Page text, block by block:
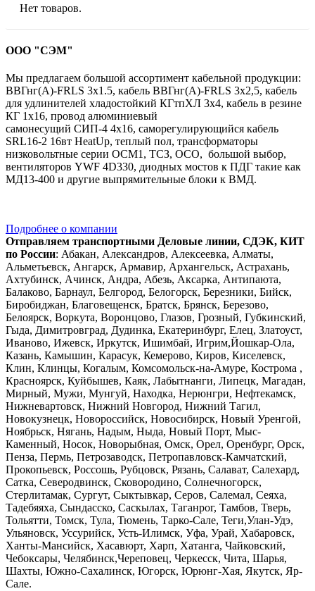
Нет товаров.
ООО "СЭМ"
Мы предлагаем большой ассортимент кабельной продукции:
ВВГнг(A)-FRLS 3х1.5, кабель ВВГнг(A)-FRLS 3х2,5, кабель
для удлинителей хладостойкий КГтпХЛ 3х4, кабель в резине
КГ 1х16, провод алюминиевый
самонесущий СИП-4 4х16, саморегулирующийся кабель
SRL16-2 16вт HeatUp, теплый пол, трансформаторы
низковольтные серии ОСМ1, ТСЗ, ОСО, большой выбор,
вентиляторов YWF 4D330, диодных мостов к ПДГ такие как
МД13-400 и другие выпрямительные блоки к ВМД.
Подробнее о компании
Отправляем транспортными Деловые линии, СДЭК, КИТ
по России: Абакан, Александров, Алексеевка, Алматы,
Альметьевск, Ангарск, Армавир, Архангельск, Астрахань,
Ахтубинск, Ачинск, Андра, Абезь, Аксарка, Антипаюта,
Балаково, Барнаул, Белгород, Белогорск, Березники, Бийск,
Биробиджан, Благовещенск, Братск, Брянск, Березово,
Белоярск, Воркута, Воронцово, Глазов, Грозный, Губкинский,
Гыда, Димитровград, Дудинка, Екатеринбург, Елец, Златоуст,
Иваново, Ижевск, Иркутск, Ишимбай, Игрим,Йошкар-Ола,
Казань, Камышин, Карасук, Кемерово, Киров, Киселевск,
Клин, Клинцы, Когалым, Комсомольск-на-Амуре, Кострома ,
Красноярск, Куйбышев, Каяк, Лабытнанги, Липецк, Магадан,
Мирный, Мужи, Мунгуй, Находка, Нерюнгри, Нефтекамск,
Нижневартовск, Нижний Новгород, Нижний Тагил,
Новокузнецк, Новороссийск, Новосибирск, Новый Уренгой,
Ноябрьск, Нягань, Надым, Ныда, Новый Порт, Мыс-
Каменный, Носок, Новорыбная, Омск, Орел, Оренбург, Орск,
Пенза, Пермь, Петрозаводск, Петропавловск-Камчатский,
Прокопьевск, Россошь, Рубцовск, Рязань, Салават, Салехард,
Сатка, Северодвинск, Сковородино, Солнечногорск,
Стерлитамак, Сургут, Сыктывкар, Серов, Салемал, Сеяха,
Тадебяяха, Сындасско, Саскылах, Таганрог, Тамбов, Тверь,
Тольятти, Томск, Тула, Тюмень, Тарко-Сале, Теги,Улан-Удэ,
Ульяновск, Уссурийск, Усть-Илимск, Уфа, Урай, Хабаровск,
Ханты-Мансийск, Хасавюрт, Харп, Хатанга, Чайковский,
Чебоксары, Челябинск,Череповец, Черкесск, Чита, Шарья,
Шахты, Южно-Сахалинск, Югорск, Юрюнг-Хая, Якутск, Яр-
Сале.